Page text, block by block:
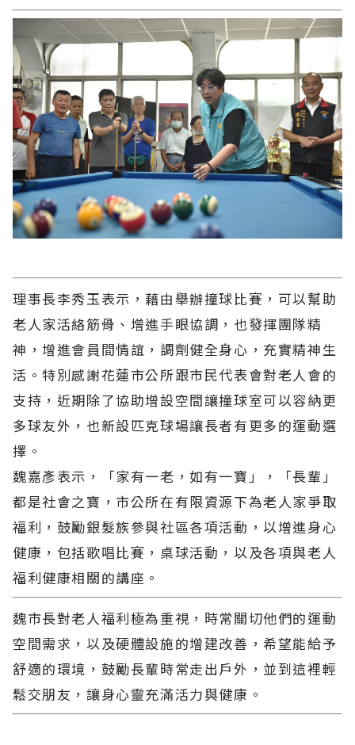
理事長李秀玉表示，藉由舉辦撞球比賽，可以幫助
老人家活絡筋骨、增進手眼協調，也發揮團隊精
神，增進會員間情誼，調劑健全身心，充實精神生
活。特別感謝花蓮市公所跟市民代表會對老人會的
支持，近期除了協助增設空間讓撞球室可以容納更
多球友外，也新設匹克球場讓長者有更多的運動選
擇。
魏嘉彥表示，「家有一老，如有一寶」，「長輩」
都是社會之寶，市公所在有限資源下為老人家爭取
福利，鼓勵銀髮族參與社區各項活動，以增進身心
健康，包括歌唱比賽，桌球活動，以及各項與老人
福利健康相關的講座。
魏市長對老人福利極為重視，時常關切他們的運動
空間需求，以及硬體設施的增建改善，希望能給予
舒適的環境，鼓勵長輩時常走出戶外，並到這裡輕
鬆交朋友，讓身心靈充滿活力與健康。